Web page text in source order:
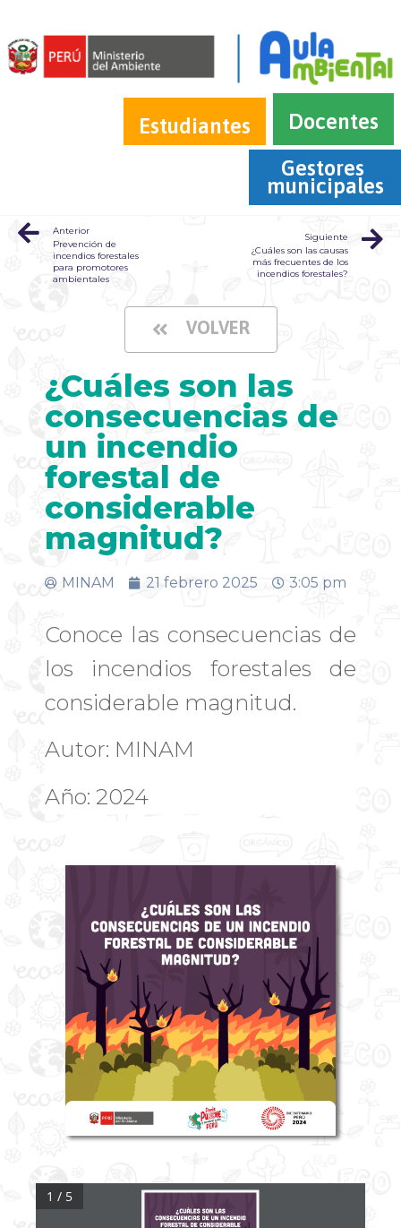
Estudiantes
Docentes
Gestores
municipales
Anterior
Prevención de
incendios forestales
para promotores
ambientales
Siguiente
¿Cuáles son las causas
más frecuentes de los
incendios forestales?
VOLVER
¿Cuáles son las
consecuencias de
un incendio
forestal de
considerable
magnitud?
MINAM 21 febrero 2025 3:05 pm
Conoce las consecuencias de
los incendios forestales de
considerable magnitud.
Autor: MINAM
Año: 2024
1 / 5